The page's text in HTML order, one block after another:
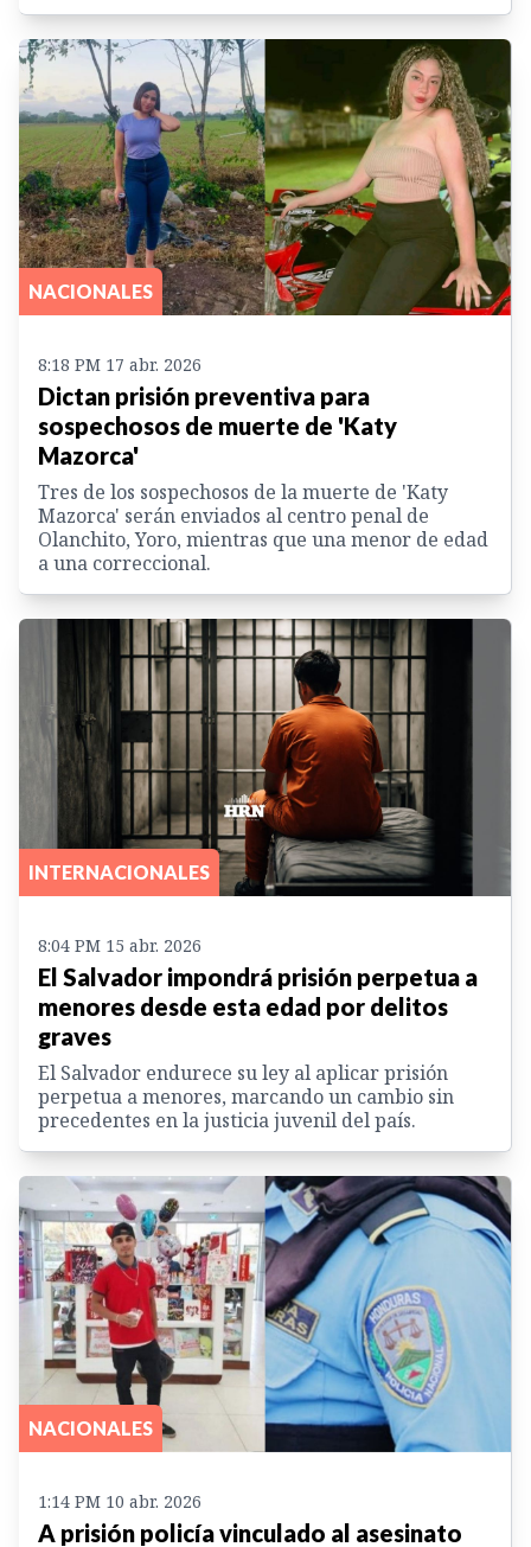
NACIONALES
8:18 PM 17 abr. 2026
Dictan prisión preventiva para
sospechosos de muerte de 'Katy
Mazorca'
Tres de los sospechosos de la muerte de 'Katy
Mazorca' serán enviados al centro penal de
Olanchito, Yoro, mientras que una menor de edad
a una correccional.
INTERNACIONALES
8:04 PM 15 abr. 2026
El Salvador impondrá prisión perpetua a
menores desde esta edad por delitos
graves
El Salvador endurece su ley al aplicar prisión
perpetua a menores, marcando un cambio sin
precedentes en la justicia juvenil del país.
NACIONALES
1:14 PM 10 abr. 2026
A prisión policía vinculado al asesinato